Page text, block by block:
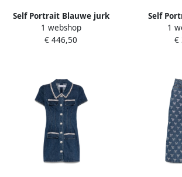
Self Portrait Blauwe jurk
met uniek design Blue
Dames
1 webshop
€ 446,50
Self
1
€